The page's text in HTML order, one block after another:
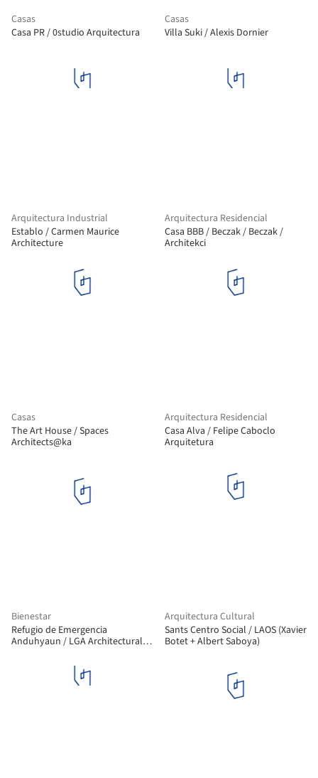
Casas
Casa PR / 0studio Arquitectura
Casas
Villa Suki / Alexis Dornier
Arquitectura Industrial
Establo / Carmen Maurice
Architecture
Arquitectura Residencial
Casa BBB / Beczak / Beczak /
Architekci
Casas
The Art House / Spaces
Architects@ka
Arquitectura Residencial
Casa Alva / Felipe Caboclo
Arquitetura
Bienestar
Refugio de Emergencia
Anduhyaun / LGA Architectural
Arquitectura Cultural
Sants Centro Social / LAOS (Xavier
Botet + Albert Saboya)